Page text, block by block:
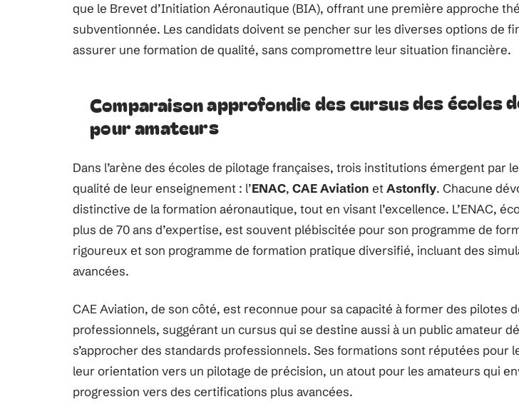
que le Brevet d’Initiation Aéronautique (BIA), offrant une première approche
subventionnée. Les candidats doivent se pencher sur les diverses options de
assurer une formation de qualité, sans compromettre leur situation financière.
Comparaison approfondie des cursus des écoles
pour amateurs
Dans l’arène des écoles de pilotage françaises, trois institutions émergent par
qualité de leur enseignement : l’ENAC, CAE Aviation et Astonfly. Chacune
distinctive de la formation aéronautique, tout en visant l’excellence. L’ENAC,
plus de 70 ans d’expertise, est souvent plébiscitée pour son programme de
rigoureux et son programme de formation pratique diversifié, incluant des
avancées.
CAE Aviation, de son côté, est reconnue pour sa capacité à former des pilotes
professionnels, suggérant un cursus qui se destine aussi à un public amateur
s’approcher des standards professionnels. Ses formations sont réputées pour
leur orientation vers un pilotage de précision, un atout pour les amateurs qui
progression vers des certifications plus avancées.